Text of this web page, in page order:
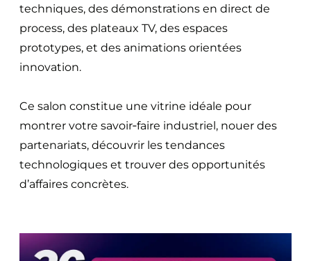
techniques, des démonstrations en direct de
process, des plateaux TV, des espaces
prototypes, et des animations orientées
innovation.
Ce salon constitue une vitrine idéale pour
montrer votre savoir‑faire industriel, nouer des
partenariats, découvrir les tendances
technologiques et trouver des opportunités
d’affaires concrètes.